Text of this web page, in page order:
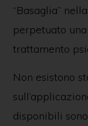
“Basaglia”
perpetuato
trattamento
Non esistono
disponibili